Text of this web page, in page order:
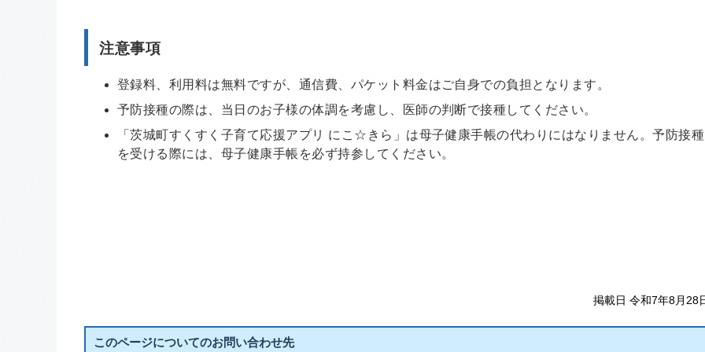
注意事項
登録料、利用料は無料ですが、通信費、パケット料金はご自身での負担となります。
予防接種の際は、当日のお子様の体調を考慮し、医師の判断で接種してください。
「茨城町すくすく子育て応援アプリ にこ☆きら」は母子健康手帳の代わりにはなりません。予防接種
を受ける際には、母子健康手帳を必ず持参してください。
掲載日 令和7年8月28
このページについてのお問い合わせ先